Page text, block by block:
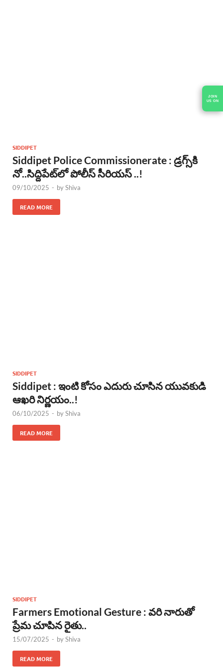
SIDDIPET
Siddipet Police Commissionerate : డ్రగ్స్‌కి
నో..సిద్దిపేట్‌లో పోలీస్ సీరియస్ ..!
09/10/2025 - byShiva
READ MORE
SIDDIPET
Siddipet : ఇంటి కోసం ఎదురు చూసిన యువకుడి
ఆఖరి నిర్ణయం..!
06/10/2025 - byShiva
READ MORE
SIDDIPET
Farmers Emotional Gesture : వరి నారుతో
ప్రేమ చూపిన రైతు..
15/07/2025 - byShiva
READ MORE